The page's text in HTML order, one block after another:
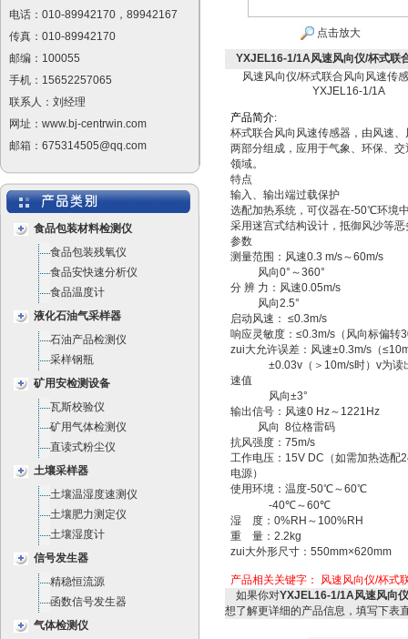
电话：010-89942170，89942167
传真：010-89942170
邮编：100055
手机：15652257065
联系人：刘经理
网址：www.bj-centrwin.com
邮箱：675314505@qq.com
食品包装材料检测仪
食品包装残氧仪
食品安快速分析仪
食品温度计
液化石油气采样器
石油产品检测仪
采样钢瓶
矿用安检测设备
瓦斯校验仪
矿用气体检测仪
直读式粉尘仪
土壤采样器
土壤温湿度速测仪
土壤肥力测定仪
土壤湿度计
信号发生器
精稳恒流源
函数信号发生器
气体检测仪
点击放大
YXJEL16-1/1A风速风向仪/杯式联
风速风向仪/杯式联合风向风速传
YXJEL16-1/1A
产品简介:
杯式联合风向风速传感器，由风速、
两部分组成，应用于气象、环保、交
领域。
特点
输入、输出端过载保护
选配加热系统，可仪器在-50℃环境
采用迷宫式结构设计，抵御风沙等恶
参数
测量范围：风速0.3 m/s～60m/s
风向0°～360°
分 辨 力：风速0.05m/s
风向2.5°
启动风速： ≤0.3m/s
响应灵敏度：≤0.3m/s（风向标偏转
zui大允许误差：风速±0.3m/s（
±0.03v（＞10m/s时）v为读
速值
风向±3°
输出信号：风速0 Hz～1221Hz
风向 8位格雷码
抗风强度：75m/s
工作电压：15V DC（如需加热选配
电源）
使用环境：温度-50℃～60℃
-40℃～60℃
湿 度：0%RH～100%RH
重 量：2.2kg
zui大外形尺寸：550mm×620mm
产品相关关键字：
风速风向仪/杯式
如果你对YXJEL16-1/1A风速风向
想了解更详细的产品信息，填写下表